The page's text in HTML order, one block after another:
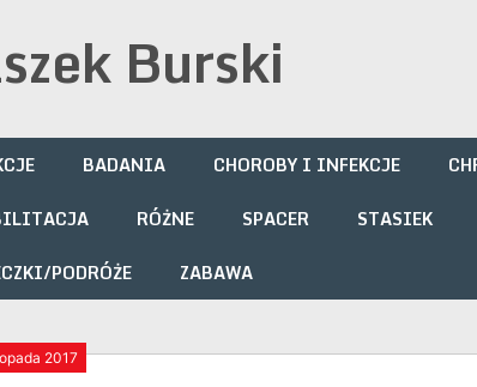
Burski
BADANIA CHOROBY I INFEKCJE
RÓŻNE SPACER STASIEK
PODRÓŻE
ZABAWA
2017